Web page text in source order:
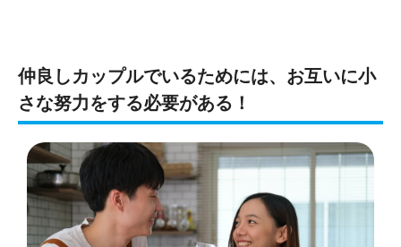
仲良しカップルでいるためには、お互いに小
さな努力をする必要がある！